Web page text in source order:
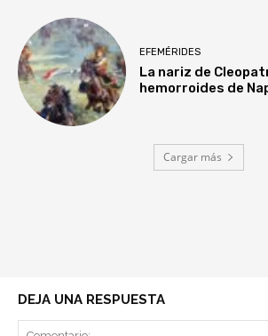
EFEMÉRIDES
La nariz de
hemorroides de
Cargar más
DEJA UNA RESPUESTA